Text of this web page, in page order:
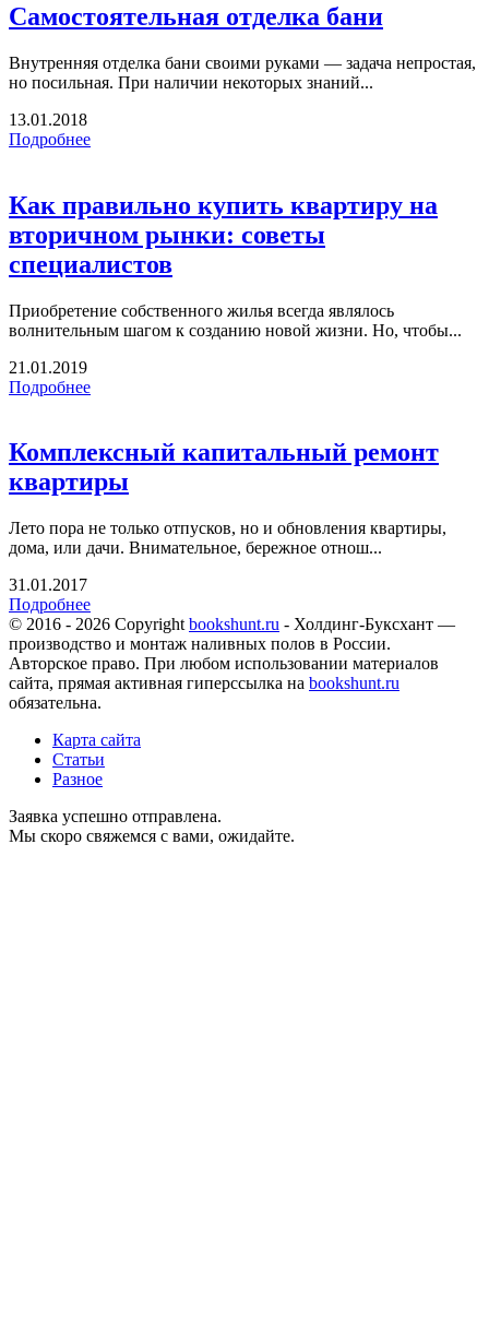
Самостоятельная отделка бани
Внутренняя отделка бани своими руками — задача непростая,
но посильная. При наличии некоторых знаний...
13.01.2018
Подробнее
Как правильно купить квартиру на
вторичном рынки: советы
специалистов
Приобретение собственного жилья всегда являлось
волнительным шагом к созданию новой жизни. Но, чтобы...
21.01.2019
Подробнее
Комплексный капитальный ремонт
квартиры
Лето пора не только отпусков, но и обновления квартиры,
дома, или дачи. Внимательное, бережное отнош...
31.01.2017
Подробнее
© 2016 - 2026 Copyright bookshunt.ru - Холдинг-Буксхант —
производство и монтаж наливных полов в России.
Авторское право. При любом использовании материалов
сайта, прямая активная гиперссылка на bookshunt.ru
обязательна.
Карта сайта
Статьи
Разное
Заявка успешно отправлена.
Мы скоро свяжемся с вами, ожидайте.